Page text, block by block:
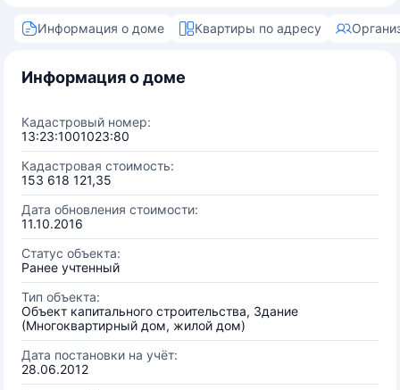
Информация о доме Квартиры по адресу
Информация о доме
Кадастровый номер:
13:23:1001023:80
Кадастровая стоимость:
153 618 121,35
Дата обновления стоимости:
11.10.2016
Статус объекта:
Ранее учтенный
Тип объекта:
Объект капитального строительства, Здание
(Многоквартирный дом, жилой дом)
Дата постановки на учёт:
28.06.2012